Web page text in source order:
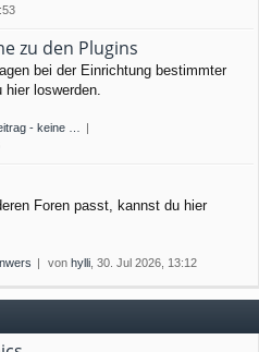
zu den Plugins
bei der Einrichtung bestimmter
hier loswerden.
- keine …
Foren passt, kannst du hier
von hylli , 30. Jul 2026, 13:12